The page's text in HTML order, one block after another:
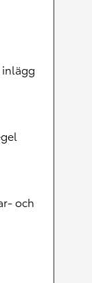
och